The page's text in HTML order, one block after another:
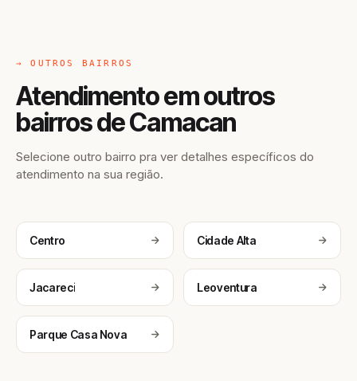
→ OUTROS BAIRROS
Atendimento em outros
bairros de Camacan
Selecione outro bairro pra ver detalhes específicos do
atendimento na sua região.
Centro Cidade Alta
Jacareci Leoventura
Parque Casa Nova